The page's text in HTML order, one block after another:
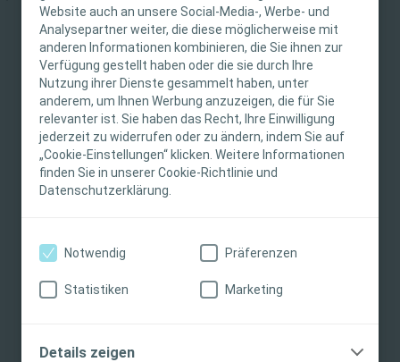
Website auch an unsere Social-Media-, Werbe- und
Analysepartner weiter, die diese möglicherweise mit
anderen Informationen kombinieren, die Sie ihnen zur
Verfügung gestellt haben oder die sie durch Ihre
Nutzung ihrer Dienste gesammelt haben, unter
anderem, um Ihnen Werbung anzuzeigen, die für Sie
relevanter ist. Sie haben das Recht, Ihre Einwilligung
jederzeit zu widerrufen oder zu ändern, indem Sie auf
„Cookie-Einstellungen“ klicken. Weitere Informationen
finden Sie in unserer Cookie-Richtlinie und
Datenschutzerklärung.
Notwendig Präferenzen
Statistiken Marketing
Details zeigen
Diese Website richtet sich nur an medizinisches
Fachpersonal. Der Inhalt der Website ist für
fachliche Informations- und Fortbildungszwecke
bestimmt. Coloplast bietet keinen individuellen
medizinischen Rat. Die Verantwortung für die
individuelle Patientenversorgung liegt beim
medizinischen Fachpersonal. Detaillierte
Produktinformationen zu den vorgestellten
Produkten, einschließlich Anwendungshinweise,
Vorsichtsmaßnahmen und Warnhinweisen,
finden Sie in der Gebrauchsanweisung (IFU) des
Produkts, die vor der Verwendung sorgfältig zu
Ich bin eine medizinische Fachkraft
Ähnliche Inhalte
Blasenmanagement